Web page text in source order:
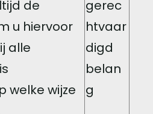
de
u hiervoor
alle
welke wijze
gerec
htvaar
digd
belan
g